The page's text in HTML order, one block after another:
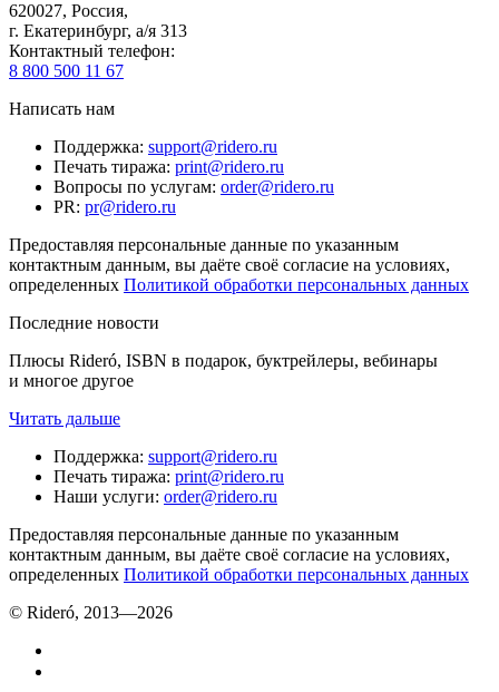
620027, Россия,
г. Екатеринбург, а/я 313
Контактный телефон:
8 800 500 11 67
Написать нам
Поддержка: support@ridero.ru
Печать тиража: print@ridero.ru
Вопросы по услугам: order@ridero.ru
PR: pr@ridero.ru
Предоставляя персональные данные по указанным
контактным данным, вы даёте своё согласие на условиях,
определенных Политикой обработки персональных данных
Последние новости
Плюсы Rideró, ISBN в подарок, буктрейлеры, вебинары
и многое другое
Читать дальше
Поддержка: support@ridero.ru
Печать тиража: print@ridero.ru
Наши услуги: order@ridero.ru
Предоставляя персональные данные по указанным
контактным данным, вы даёте своё согласие на условиях,
определенных Политикой обработки персональных данных
© Rideró, 2013—2026